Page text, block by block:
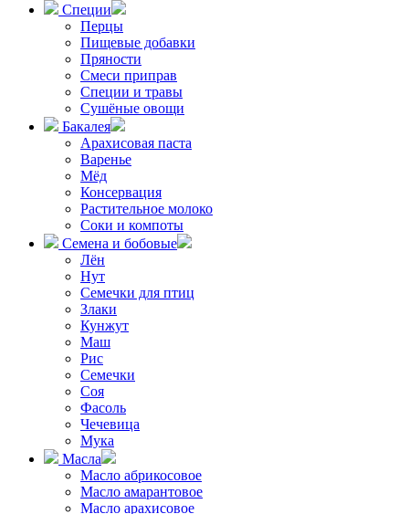
Специи
Перцы
Пищевые добавки
Пряности
Смеси приправ
Специи и травы
Сушёные овощи
Бакалея
Арахисовая паста
Варенье
Мёд
Консервация
Растительное молоко
Соки и компоты
Семена и бобовые
Лён
Нут
Семечки для птиц
Злаки
Кунжут
Маш
Рис
Семечки
Соя
Фасоль
Чечевица
Мука
Масла
Масло абрикосовое
Масло амарантовое
Масло арахисовое